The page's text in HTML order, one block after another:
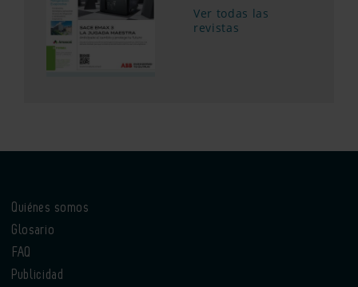
Ver todas las
revistas
Quiénes somos
Glosario
FAQ
Publicidad